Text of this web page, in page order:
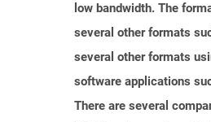
low bandwidth. The
several other formats
several other formats
software applications
There are several